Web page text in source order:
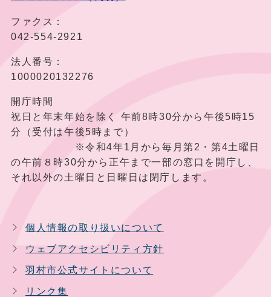
ファクス：
042-554-2921
法人番号：
1000020132276
開庁時間
祝日と年末年始を除く 午前8時30分から午後5時15
分（受付は午後5時まで）
※令和4年1月から毎月第2・第4土曜日
の午前８時30分から正午まで一部の窓口を開庁し、
それ以外の土曜日と日曜日は閉庁します。
個人情報の取り扱いについて
ウェブアクセシビリティ方針
羽村市公式サイトについて
リンク集